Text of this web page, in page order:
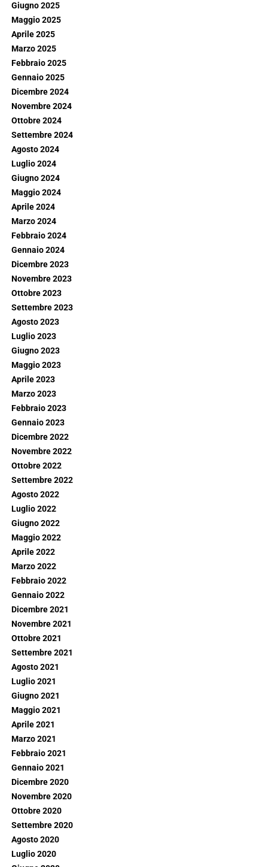
Giugno 2025
Maggio 2025
Aprile 2025
Marzo 2025
Febbraio 2025
Gennaio 2025
Dicembre 2024
Novembre 2024
Ottobre 2024
Settembre 2024
Agosto 2024
Luglio 2024
Giugno 2024
Maggio 2024
Aprile 2024
Marzo 2024
Febbraio 2024
Gennaio 2024
Dicembre 2023
Novembre 2023
Ottobre 2023
Settembre 2023
Agosto 2023
Luglio 2023
Giugno 2023
Maggio 2023
Aprile 2023
Marzo 2023
Febbraio 2023
Gennaio 2023
Dicembre 2022
Novembre 2022
Ottobre 2022
Settembre 2022
Agosto 2022
Luglio 2022
Giugno 2022
Maggio 2022
Aprile 2022
Marzo 2022
Febbraio 2022
Gennaio 2022
Dicembre 2021
Novembre 2021
Ottobre 2021
Settembre 2021
Agosto 2021
Luglio 2021
Giugno 2021
Maggio 2021
Aprile 2021
Marzo 2021
Febbraio 2021
Gennaio 2021
Dicembre 2020
Novembre 2020
Ottobre 2020
Settembre 2020
Agosto 2020
Luglio 2020